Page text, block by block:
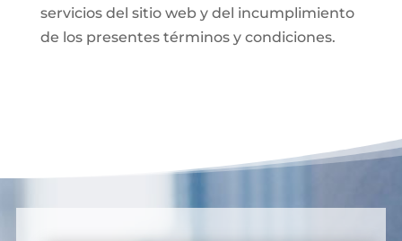
servicios del sitio web y del incumplimiento
de los presentes términos y condiciones.